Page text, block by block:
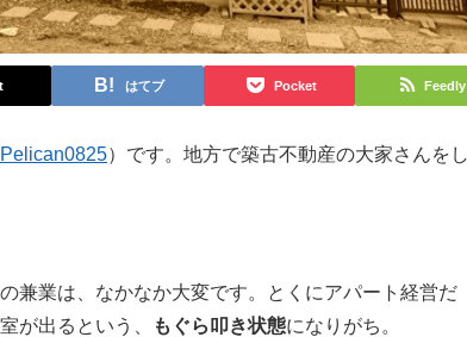
はてブ Pocket Feedly
）です。地方で築古不動産の大家さんをし
兼業は、なかなか大変です。とくにアパート経営だ
が出るという、
もぐら叩き状態になりがち。